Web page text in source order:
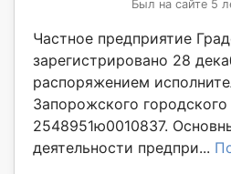
Был на сайте 5
Частное предприятие
зарегистрировано 28
распоряжением
Запорожского
2548951ю0010837.
деятельности предпри...